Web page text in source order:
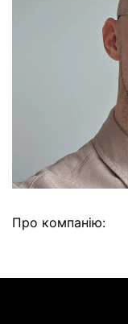
Про компанію: